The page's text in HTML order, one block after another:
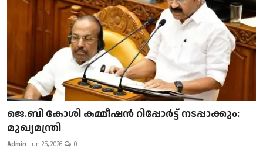
ജെ.ബി കോശി കമ്മീഷൻ റിപ്പോർട്ട് നടപ്പാക്കും:
മുഖ്യമന്ത്രി
Admin Jun 25, 2026 0